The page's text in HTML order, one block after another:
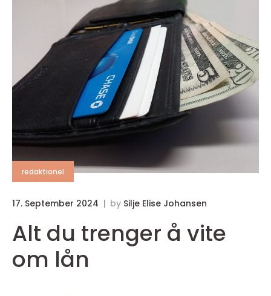
redaktionel
17. September 2024 by Silje Elise Johansen
Alt du trenger å vite
om lån